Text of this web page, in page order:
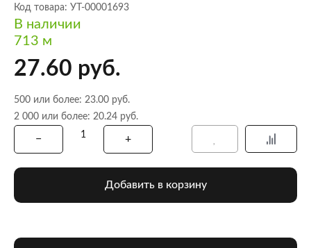
Код товара: УТ-00001693
В наличии
713 м
27.60 руб.
500 или более: 23.00 руб.
2 000 или более: 20.24 руб.
Добавить в корзину